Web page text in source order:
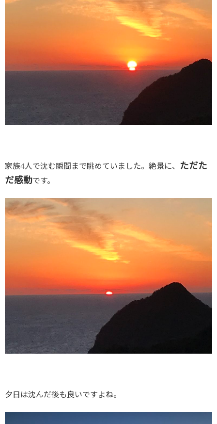
家族4人で沈む瞬間まで眺めていました。絶景に、
ただた
だ感動です。
夕日は沈んだ後も良いですよね。